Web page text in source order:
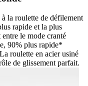
la roulette de défilement
rapide et la plus
le mode cranté
90% plus rapide*
roulette en acier usiné
de glissement parfait.